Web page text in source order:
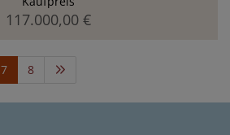
117.000,00 €
7 8